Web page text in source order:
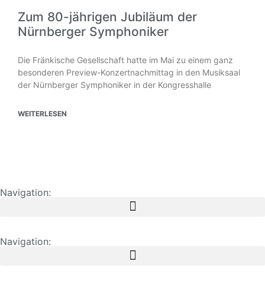
Zum 80-jährigen Jubiläum der
Nürnberger Symphoniker
Die Fränkische Gesellschaft hatte im Mai zu einem ganz
besonderen Preview-Konzertnachmittag in den Musiksaal
der Nürnberger Symphoniker in der Kongresshalle
WEITERLESEN
Navigation:
Navigation: